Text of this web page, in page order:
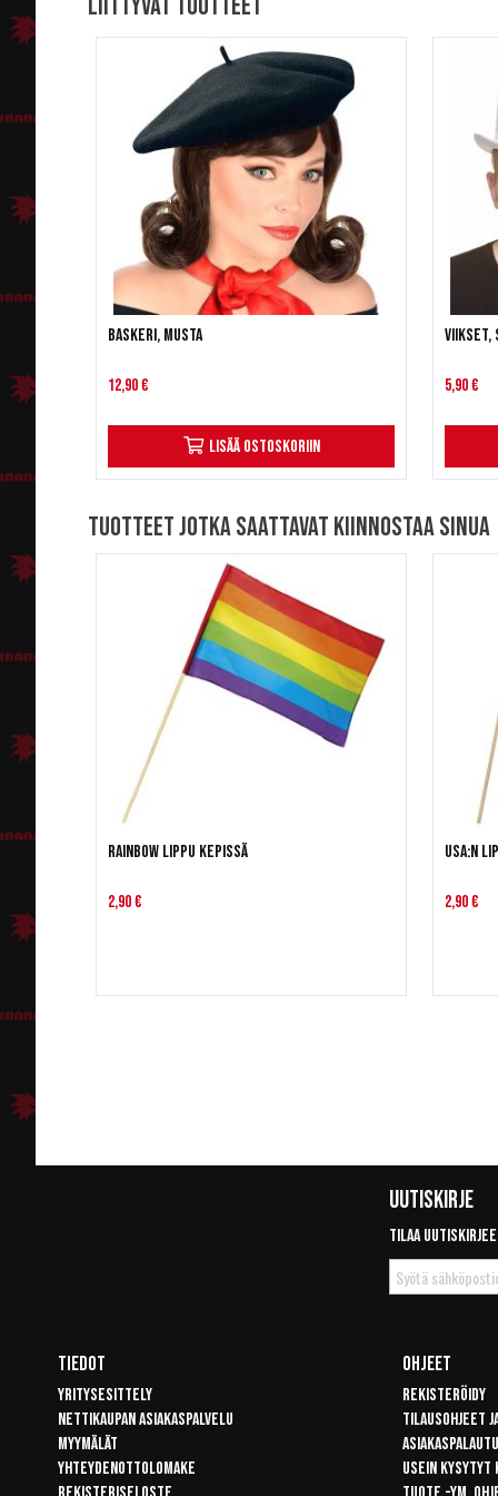
Baskeri, musta
12,90 €
Lisää ostoskoriin
Viikset,
5,90 €
Tuotteet jotka saattavat kiinnostaa sinua
Rainbow lippu kepissä
2,90 €
USA:n
2,90 €
Uutiskirje
Tilaa
Tilaa
uutiskirje
Tiedot
Yritysesittely
Nettikaupan asiakaspalvelu
Myymälät
Yhteydenottolomake
Ohjeet
Rekisteröidy
Tilausohjeet
Usein kysytyt